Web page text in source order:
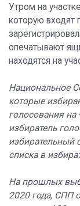
Утром на
которую входят
опечатывают
находятся на
Национальное
которые
голосования
избиратель
избирательный
списка в
На прошлых
2020 года, СПП